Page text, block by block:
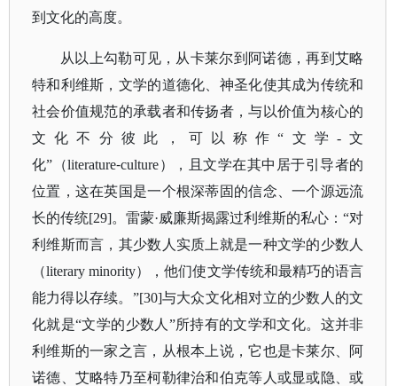
到文化的高度。
从以上勾勒可见，从卡莱尔到阿诺德，再到艾略
特和利维斯，文学的道德化、神圣化使其成为传统和
社会价值规范的承载者和传扬者，与以价值为核心的
文化不分彼此，可以称作“文学-文
化”（literature⁃culture），且文学在其中居于引导者的
位置，这在英国是一个根深蒂固的信念、一个源远流
长的传统[29]。雷蒙·威廉斯揭露过利维斯的私心：“对
利维斯而言，其少数人实质上就是一种文学的少数人
（literary minority），他们使文学传统和最精巧的语言
能力得以存续。”[30]与大众文化相对立的少数人的文
化就是“文学的少数人”所持有的文学和文化。这并非
利维斯的一家之言，从根本上说，它也是卡莱尔、阿
诺德、艾略特乃至柯勒律治和伯克等人或显或隐、或